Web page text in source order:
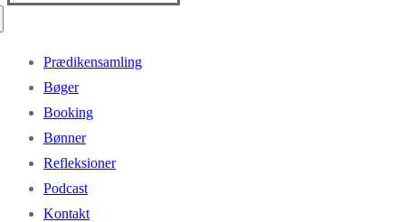
Prædikensamling
Bøger
Booking
Bønner
Refleksioner
Podcast
Kontakt